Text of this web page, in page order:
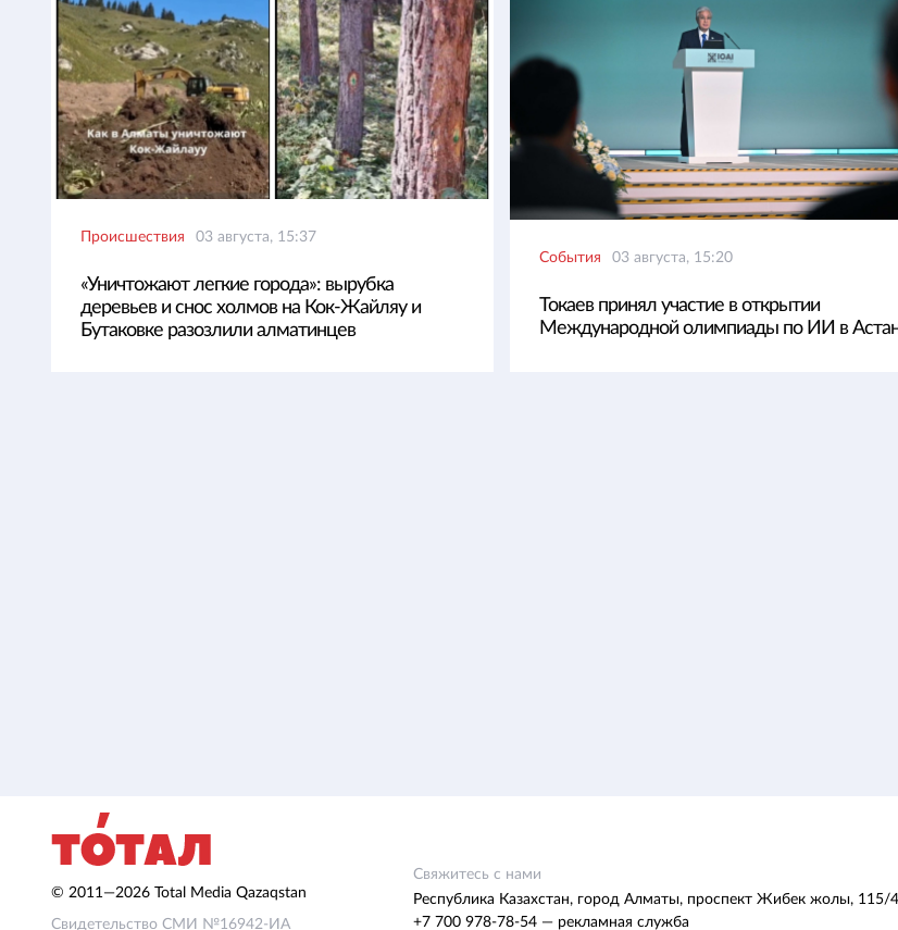
Происшествия 03 августа, 15:37
«Уничтожают легкие города»: вырубка
деревьев и снос холмов на Кок-Жайляу и
Бутаковке разозлили алматинцев
События 03 августа, 15:20
Токаев принял участие в открытии
Международной олимпиады по ИИ в
© 2011—2026 Total Media Qazaqstan
Свидетельство СМИ №16942-ИА
Свяжитесь с нами
Республика Казахстан, город Алматы, проспект Жибек жолы, 115/
+7 700 978-78-54 — рекламная служба